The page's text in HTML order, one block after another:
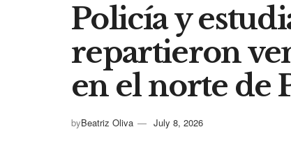
Policía y
repartieron
en el norte de
byBeatriz Oliva July 8, 2026